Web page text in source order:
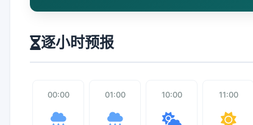
逐小时预报
00:00 01:00 10:00 11:00